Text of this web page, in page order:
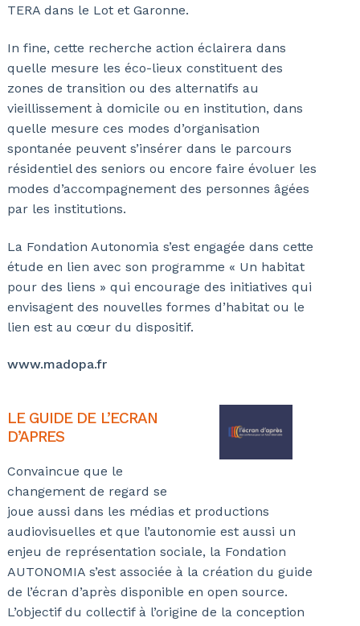
TERA dans le Lot et Garonne.
In fine, cette recherche action éclairera dans
quelle mesure les éco-lieux constituent des
zones de transition ou des alternatifs au
vieillissement à domicile ou en institution, dans
quelle mesure ces modes d’organisation
spontanée peuvent s’insérer dans le parcours
résidentiel des seniors ou encore faire évoluer les
modes d’accompagnement des personnes âgées
par les institutions.
La Fondation Autonomia s’est engagée dans cette
étude en lien avec son programme « Un habitat
pour des liens » qui encourage des initiatives qui
envisagent des nouvelles formes d’habitat ou le
lien est au cœur du dispositif.
www.madopa.fr
LE GUIDE DE L’ECRAN
D’APRES
Convaincue que le
changement de regard se
joue aussi dans les médias et productions
audiovisuelles et que l’autonomie est aussi un
enjeu de représentation sociale, la Fondation
AUTONOMIA s’est associée à la création du guide
de l’écran d’après disponible en open source.
L’objectif du collectif à l’origine de la conception